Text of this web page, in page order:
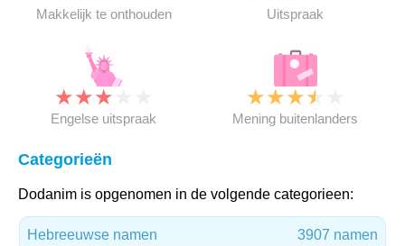
Makkelijk te onthouden Uitspraak
★★★
Engelse uitspraak
★★★★
Mening buitenlanders
Categorieën
Dodanim is opgenomen in de volgende categorieen:
Hebreeuwse namen 3907 namen